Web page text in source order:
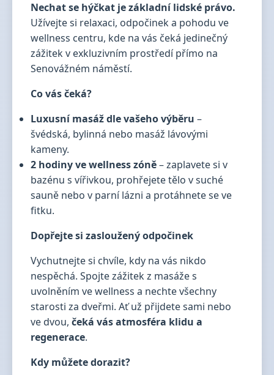
Nechat se hýčkat je základní lidské právo.
Užívejte si relaxaci, odpočinek a pohodu ve
wellness centru, kde na vás čeká jedinečný
zážitek v exkluzivním prostředí přímo na
Senovážném náměstí.
Co vás čeká?
Luxusní masáž dle vašeho výběru –
švédská, bylinná nebo masáž lávovými
kameny.
2 hodiny ve wellness zóně– zaplavete si v
bazénu s vířivkou, prohřejete tělo v suché
sauně nebo v parní lázni a protáhnete se ve
fitku.
Dopřejte si zasloužený odpočinek
Vychutnejte si chvíle, kdy na vás nikdo
nespěchá. Spojte zážitek z masáže s
uvolněním ve wellness a nechte všechny
starosti za dveřmi. Ať už přijdete sami nebo
ve dvou, čeká vás atmosféra klidu a
regenerace.
Kdy můžete dorazit?